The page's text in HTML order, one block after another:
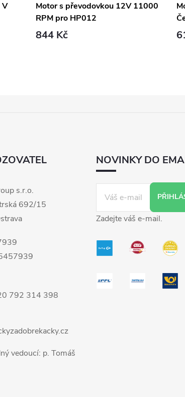
Motor s převodovkou 12V 11000
RPM pro HP012
844 Kč
s.r.o.
692/15
792 314 398
vedoucí: p. Tomáš
NOVINKY DO
Zadejte váš e-mail.